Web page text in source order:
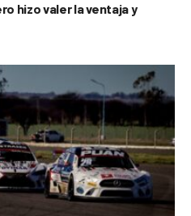
hizo valer la ventaja y